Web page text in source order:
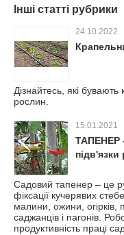
Інші статті рубрики
24.10.2022
Дізнайтесь, які бувають
рослин.
15.01.2021
ТАПЕНЕР
Садовий тапенер – це
фіксації кучерявих
малини, ожини,
саджанців і пагонів.
продуктивність праці